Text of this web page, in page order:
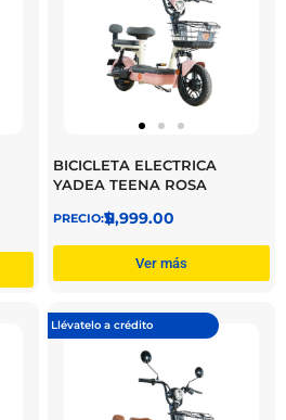
BICICLETA ELECTRICA
YADEA TEENA ROSA
$
11,999.00
Ver más
Llévatelo a crédito